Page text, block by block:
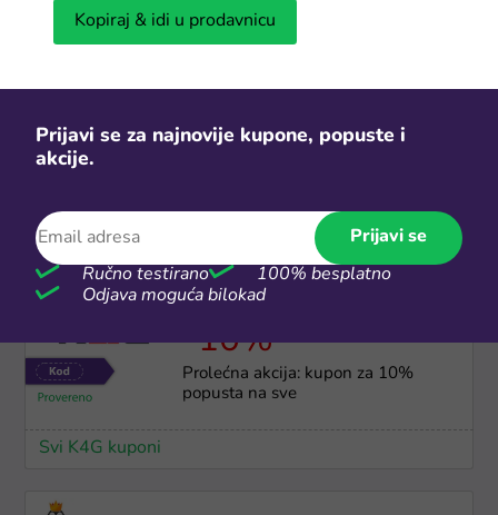
Kinguin kupon za 15% popusta na
sav software
Svi K4G kuponi
-10%
Prolećna akcija: kupon za 10%
popusta na sve
Svi K4G kuponi
Kopiraj & idi u prodavnicu
Prijavi se za najnovije kupone, popuste i
akcije.
Prijavi se
Ručno testirano
100% besplatno
Odjava moguća bilokad